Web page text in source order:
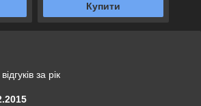
Купити
за рік